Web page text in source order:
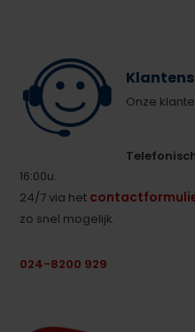
Onze
16:00u.
24/7 via het
zo snel mogelijk.
024-8200 929